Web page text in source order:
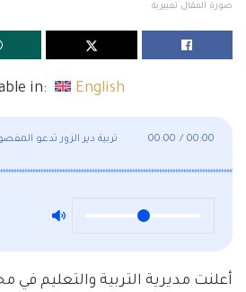
صورة المقال تعبيرية
in: English
تربية دير الزور تدعو 00:00 / 00:00
أعلنت مديرية التربية والتعليم في